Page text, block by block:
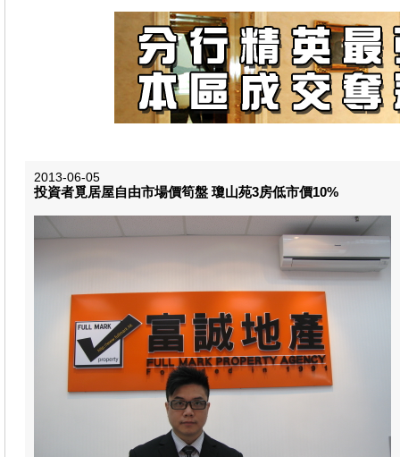
2013-06-05
投資者覓居屋自由市場價筍盤 瓊山苑3房低市價10%